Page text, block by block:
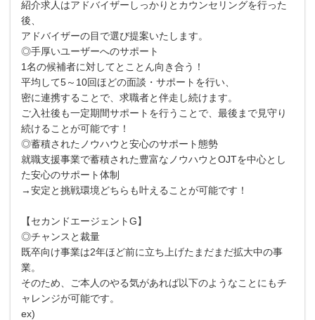
紹介求人はアドバイザーしっかりとカウンセリングを行った
後、
アドバイザーの目で選び提案いたします。
◎手厚いユーザーへのサポート
1名の候補者に対してとことん向き合う！
平均して5～10回ほどの面談・サポートを行い、
密に連携することで、求職者と伴走し続けます。
ご入社後も一定期間サポートを行うことで、最後まで見守り
続けることが可能です！
◎蓄積されたノウハウと安心のサポート態勢
就職支援事業で蓄積された豊富なノウハウとOJTを中心とし
た安心のサポート体制
→安定と挑戦環境どちらも叶えることが可能です！
【セカンドエージェントG】
◎チャンスと裁量
既卒向け事業は2年ほど前に立ち上げたまだまだ拡大中の事
業。
そのため、ご本人のやる気があれば以下のようなことにもチ
ャレンジが可能です。
ex)